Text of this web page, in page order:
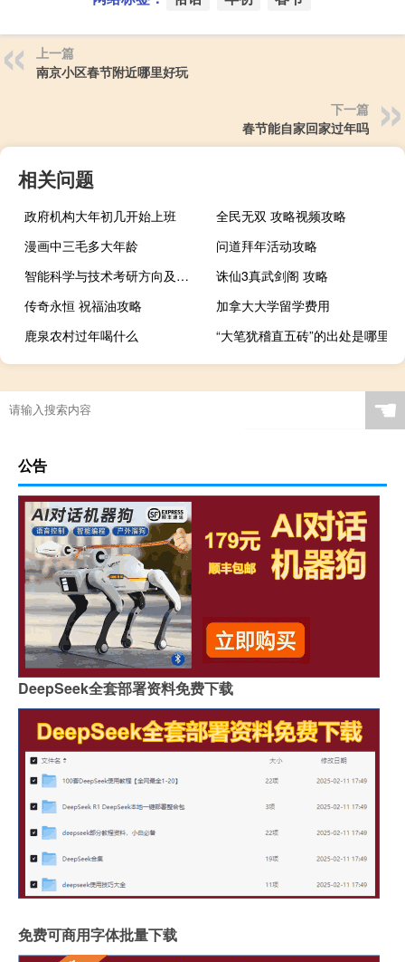
上一篇
南京小区春节附近哪里好玩
下一篇
春节能自家回家过年吗
相关问题
政府机构大年初几开始上班
全民无双 攻略视频攻略
漫画中三毛多大年龄
问道拜年活动攻略
智能科学与技术考研方向及学校
诛仙3真武剑阁 攻略
传奇永恒 祝福油攻略
加拿大大学留学费用
鹿泉农村过年喝什么
“大笔犹稽直五砖”的出处是哪里
☚
公告
DeepSeek全套部署资料免费下载
免费可商用字体批量下载